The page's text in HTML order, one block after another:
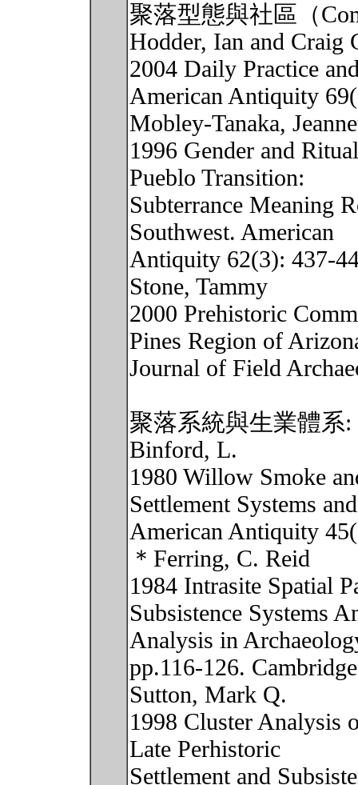
聚落型態與社區（
Hodder, Ian and Craig
2004 Daily Practice
American Antiquity
Mobley-Tanaka,
1996 Gender and
Pueblo Transition:
Subterrance Meaning
Southwest. American
Antiquity 62(3): 437-
Stone, Tammy
2000 Prehistoric
Pines Region of
Journal of Field
聚落系統與生業體系:
Binford, L.
1980 Willow Smoke
Settlement Systems
American Antiquity
＊Ferring, C. Reid
1984 Intrasite Spatial
Subsistence Systems
Analysis in
pp.116-126.
Sutton, Mark Q.
1998 Cluster Analysis
Late Perhistoric
Settlement and